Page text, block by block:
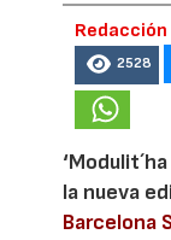
2528
la nueva
Barcelona